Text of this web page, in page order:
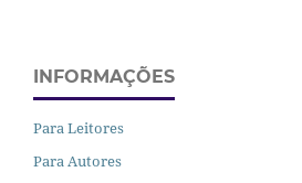
INFORMAÇÕES
Para Leitores
Para Autores